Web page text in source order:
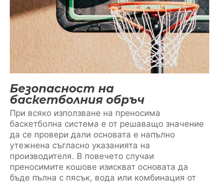
Безопасност на
баскетболния обръч
При всяко използване на преносима
баскетболна система е от решаващо значение
да се провери дали основата е напълно
утежнена съгласно указанията на
производителя. В повечето случаи
преносимите кошове изискват основата да
бъде пълна с пясък, вода или комбинация от